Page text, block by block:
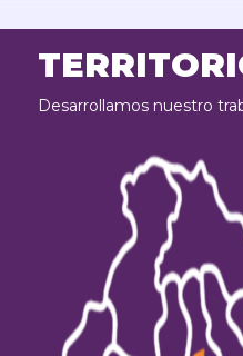
Desarrollamos nuestro